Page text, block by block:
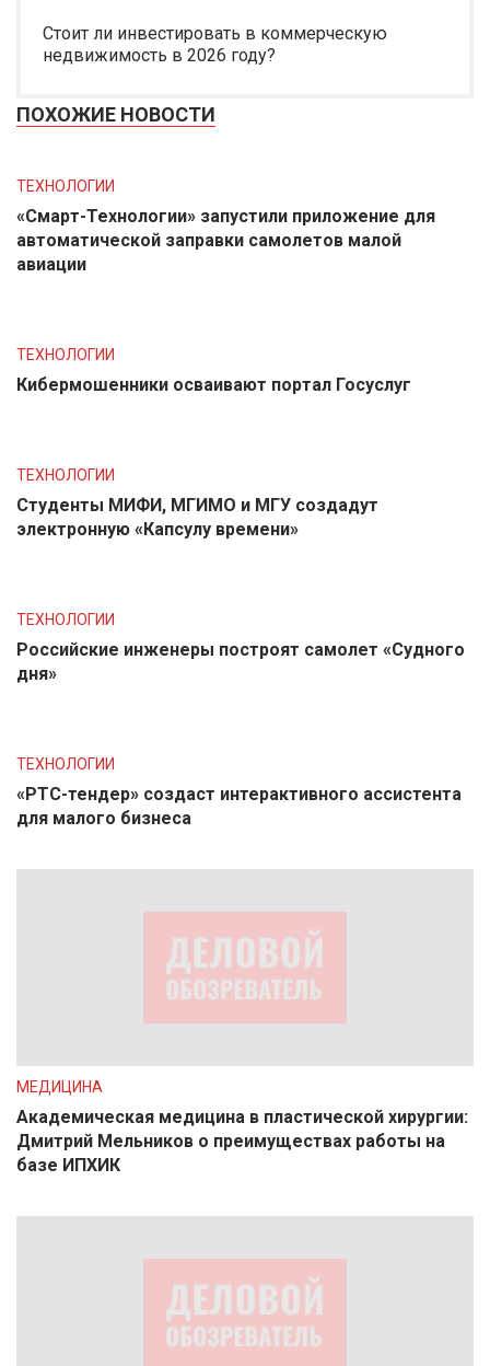
Стоит ли инвестировать в коммерческую
недвижимость в 2026 году?
ПОХОЖИЕ НОВОСТИ
ТЕХНОЛОГИИ
«Смарт-Технологии» запустили приложение для
автоматической заправки самолетов малой
авиации
ТЕХНОЛОГИИ
Кибермошенники осваивают портал Госуслуг
ТЕХНОЛОГИИ
Студенты МИФИ, МГИМО и МГУ создадут
электронную «Капсулу времени»
ТЕХНОЛОГИИ
Российские инженеры построят самолет «Судного
дня»
ТЕХНОЛОГИИ
«РТС-тендер» создаст интерактивного ассистента
для малого бизнеса
МЕДИЦИНА
Академическая медицина в пластической хирургии:
Дмитрий Мельников о преимуществах работы на
базе ИПХИК